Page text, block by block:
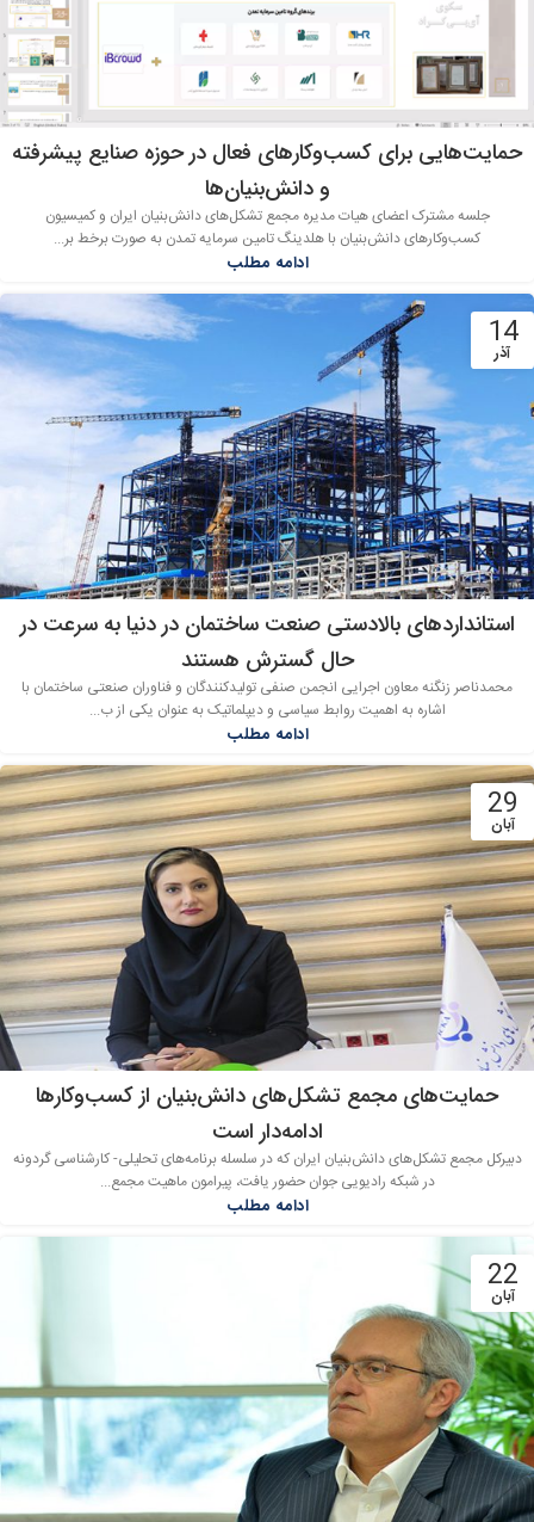
حمایت‌هایی برای کسب‌وکارهای فعال در حوزه صنایع پیشرفته
و دانش‌بنیان‌ها
جلسه مشترک اعضای هیات مدیره مجمع تشکل‌های دانش‌بنیان ایران و کمیسیون
کسب‌وکارهای دانش‌بنیان با هلدینگ تامین سرمایه تمدن به صورت برخط بر...
ادامه مطلب
14
آذر
استانداردهای بالادستی صنعت ساختمان در دنیا به سرعت در
حال گسترش هستند
محمدناصر زنگنه معاون اجرایی انجمن صنفی تولیدکنندگان و فناوران صنعتی ساختمان با
اشاره به اهمیت روابط سیاسی و دیپلماتیک به عنوان یکی از ب...
ادامه مطلب
29
آبان
حمایت‌های مجمع تشکل‌های دانش‌بنیان از کسب‌وکارها
ادامه‌دار است
دبیرکل مجمع تشکل‌های دانش‌بنیان ایران که در سلسله برنامه‌های تحلیلی- کارشناسی گردونه
در شبکه رادیویی جوان حضور یافت، پیرامون ماهیت مجمع...
ادامه مطلب
22
آبان